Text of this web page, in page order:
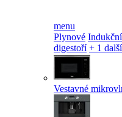
menu
Plynové Indukční
digestoří + 1 další
Vestavné